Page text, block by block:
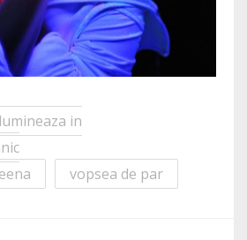
lumineaza in
vopsea de par